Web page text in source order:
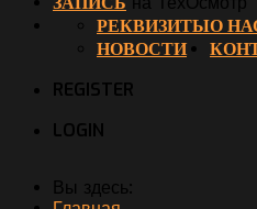
О
РЕКВИЗИТЫ
НОВОСТИ
REGISTER
LOGIN
Вы здесь: